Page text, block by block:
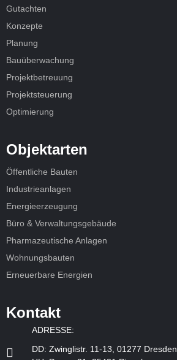
Gutachten
Konzepte
Planung
Bauüberwachung
Projektbetreuung
Projektsteuerung
Optimierung
Objektarten
Öffentliche Bauten
Industrieanlagen
Energieerzeugung
Büro & Verwaltungsgebäude
Pharmazeutische Anlagen
Wohnungsbauten
Erneuerbare Energien
Kontakt
ADRESSE:
DD: Zwinglistr. 11-13, 01277 Dresden